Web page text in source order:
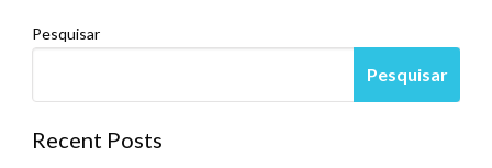
Pesquisar
Pesquisar
Recent Posts